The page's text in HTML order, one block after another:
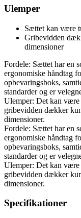
Ulemper
Sættet kan være
Gribevidden
dimensioner
Fordele: Sættet har en
ergonomiske håndtag
opbevaringsboks,
standarder og er
Ulemper: Det kan være
gribevidden dækker
dimensioner.
Fordele: Sættet har en
ergonomiske håndtag
opbevaringsboks,
standarder og er
Ulemper: Det kan være
gribevidden dækker
dimensioner.
Specifikationer